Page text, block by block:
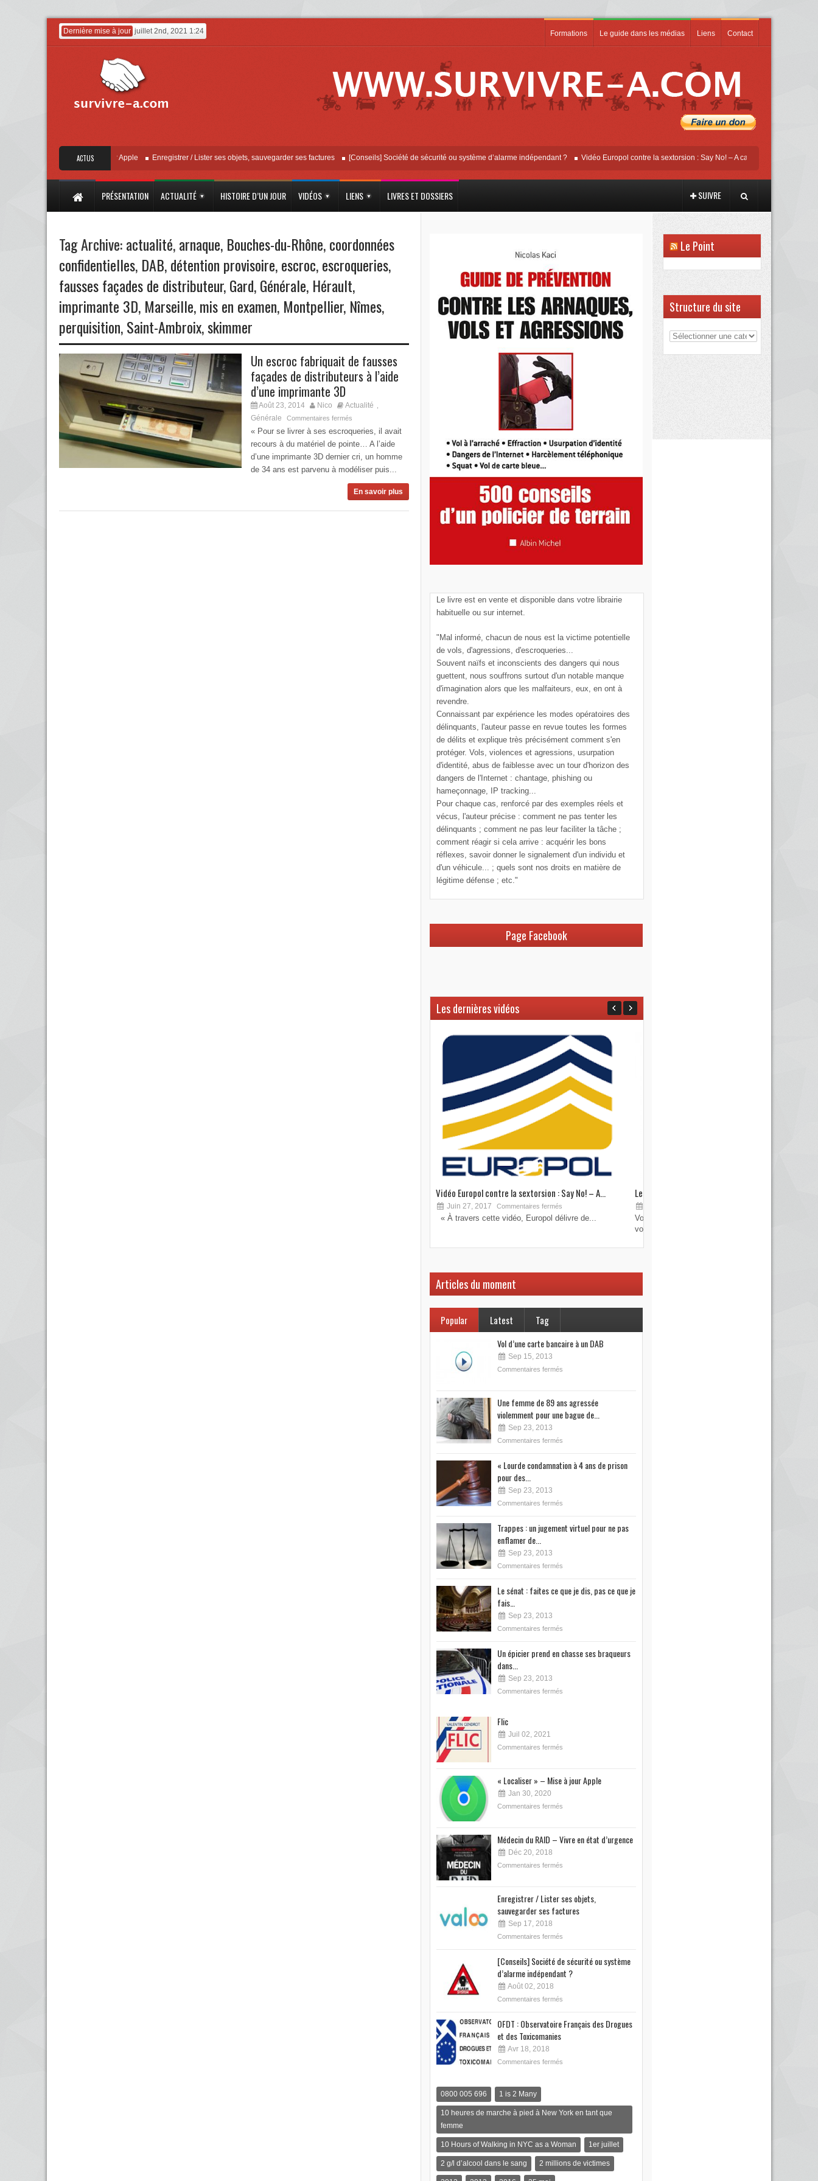
Dernière mise à jour juillet 2nd, 2021 1:24 Formations Le guide dans les médias Liens Contact
ACTUS
« Localiser » – Mise à jour Apple Enregistrer / Lister ses objets, sauvegarder ses factures [Conseils] Société de sécurité ou système d’alarme indépendant ? Vidéo Europol contre la sextorsion : Say No! – A campaign against online
PRÉSENTATION ACTUALITÉ HISTOIRE D’UN JOUR VIDÉOS LIENS LIVRES ET DOSSIERS SUIVRE
Tag Archive:actualité,arnaque, Bouches-du-Rhône,coordonnées
confidentielles, DAB,détention provisoire,escroc,escroqueries,
fausses façades de distributeur,Gard,Générale, Hérault,
imprimante 3D, Marseille,mis en examen, Montpellier, Nîmes,
perquisition,Saint-Ambroix,skimmer
Un escroc fabriquait de fausses
façades de distributeurs à l’aide
d’une imprimante 3D
Août 23, 2014 Nico Actualité
Générale Commentaires fermés
« Pour se livrer à ses escroqueries, il avait
recours à du matériel de pointe… A l’aide
d’une imprimante 3D dernier cri, un homme
de 34 ans est parvenu à modéliser puis...
En savoir plus
Le livre est en vente et disponible dans votre librairie
habituelle ou sur internet.
"Mal informé, chacun de nous est la victime potentielle
de vols, d'agressions, d'escroqueries...
Souvent naïfs et inconscients des dangers qui nous
guettent, nous souffrons surtout d'un notable manque
d'imagination alors que les malfaiteurs, eux, en ont à
revendre.
Connaissant par expérience les modes opératoires des
délinquants, l'auteur passe en revue toutes les formes
de délits et explique très précisément comment s'en
protéger. Vols, violences et agressions, usurpation
d'identité, abus de faiblesse avec un tour d'horizon des
dangers de l'Internet : chantage, phishing ou
hameçonnage, IP tracking...
Pour chaque cas, renforcé par des exemples réels et
vécus, l'auteur précise : comment ne pas tenter les
délinquants ; comment ne pas leur faciliter la tâche ;
comment réagir si cela arrive : acquérir les bons
réflexes, savoir donner le signalement d'un individu et
d'un véhicule... ; quels sont nos droits en matière de
légitime défense ; etc."
Page Facebook
Les dernières vidéos
Vidéo Europol contre la sextorsion : Say No! – A...
Juin 27, 2017 Commentaires fermés
« À travers cette vidéo, Europol délivre de...
Les brouilleurs de clefs de véhicule
Vous pensez avoir verrouillé votre véhicule avec
votre...
Articles du moment
Popular Latest Tag
Vol d’une carte bancaire à un DAB
Sep 15, 2013
Commentaires fermés
Une femme de 89 ans agressée
violemment pour une bague de...
Sep 23, 2013
Commentaires fermés
« Lourde condamnation à 4 ans de prison
pour des...
Sep 23, 2013
Commentaires fermés
Trappes : un jugement virtuel pour ne pas
enflamer de...
Sep 23, 2013
Commentaires fermés
Le sénat : faites ce que je dis, pas ce que je
fais…
Sep 23, 2013
Commentaires fermés
Un épicier prend en chasse ses braqueurs
dans...
Sep 23, 2013
Commentaires fermés
Flic
Juil 02, 2021
Commentaires fermés
« Localiser » – Mise à jour Apple
Jan 30, 2020
Commentaires fermés
Médecin du RAID – Vivre en état d’urgence
Déc 20, 2018
Commentaires fermés
Enregistrer / Lister ses objets,
sauvegarder ses factures
Sep 17, 2018
Commentaires fermés
[Conseils] Société de sécurité ou système
d’alarme indépendant ?
Août 02, 2018
Commentaires fermés
OFDT : Observatoire Français des Drogues
et des Toxicomanies
Avr 18, 2018
Commentaires fermés
0800 005 696 1 is 2 Many
10 heures de marche à pied à New York en tant que
femme
10 Hours of Walking in NYC as a Woman 1er juillet
2 g/l d’alcool dans le sang 2 millions de victimes
Le Point
Structure du site